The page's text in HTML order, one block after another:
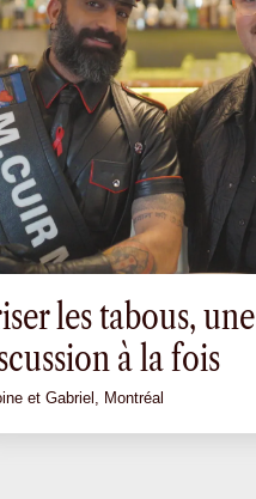
les tabous, une
à la fois
et Gabriel, Montréal